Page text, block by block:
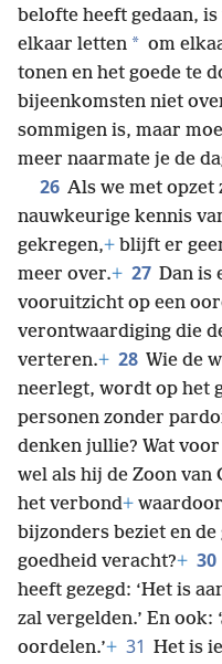
belofte heeft gedaan,
elkaar letten * om
tonen en het goede te
bijeenkomsten niet
sommigen is, maar
meer naarmate je de
26 Als we met opzet
nauwkeurige kennis
gekregen,+ blijft er
meer over.+ 27 Dan is
vooruitzicht op een
verontwaardiging die
verteren.+ 28 Wie de
neerlegt, wordt op het
personen zonder
denken jullie? Wat
wel als hij de Zoon
het verbond+
bijzonders beziet en
goedheid veracht?+ 30
heeft gezegd: ‘Het is
zal vergelden.’ En ook:
oordelen.’+ 31 Het is